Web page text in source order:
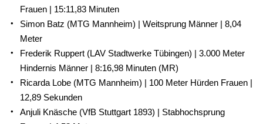
Frauen | 15:11,83 Minuten
Simon Batz (MTG Mannheim) | Weitsprung Männer | 8,04
Meter
Frederik Ruppert (LAV Stadtwerke Tübingen) | 3.000 Meter
Hindernis Männer | 8:16,98 Minuten (MR)
Ricarda Lobe (MTG Mannheim) | 100 Meter Hürden Frauen |
12,89 Sekunden
Anjuli Knäsche (VfB Stuttgart 1893) | Stabhochsprung